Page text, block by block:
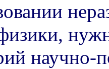
научно-